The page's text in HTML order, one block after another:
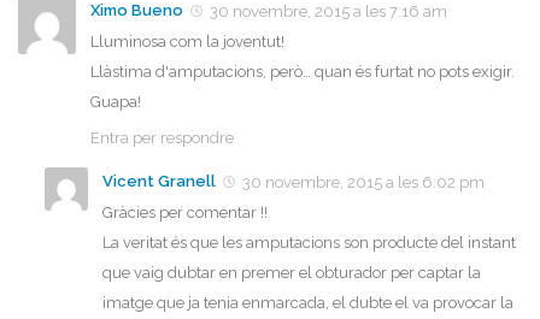
Ximo Bueno
30 novembre, 2015 a les 7:16 am
Lluminosa com la joventut!
Llàstima d'amputacions, però… quan és furtat no pots exigir.
Guapa!
Entra per respondre
Vicent Granell
30 novembre, 2015 a les 6:02 pm
Gràcies per comentar !!
La veritat és que les amputacions son producte del instant
que vaig dubtar en premer el obturador per captar la
imatge que ja tenia enmarcada, el dubte el va provocar la